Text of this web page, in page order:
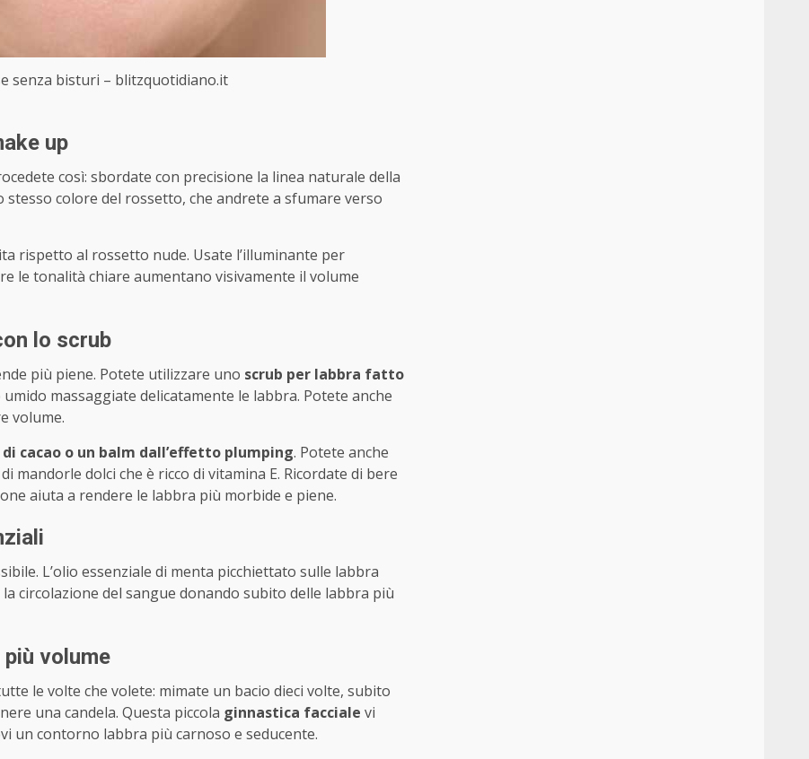
senza bisturi – blitzquotidiano.it
up
così: sbordate con precisione la linea naturale della
stesso colore del rossetto, che andrete a sfumare verso
rispetto al rossetto nude. Usate l’illuminante per
le tonalità chiare aumentano visivamente il volume
lo scrub
più piene. Potete utilizzare uno scrub per labbra fatto
massaggiate delicatamente le labbra. Potete anche
volume.
cacao o un balm dall’effetto plumping. Potete anche
mandorle dolci che è ricco di vitamina E. Ricordate di bere
aiuta a rendere le labbra più morbide e piene.
L’olio essenziale di menta picchiettato sulle labbra
circolazione del sangue donando subito delle labbra più
volume
le volte che volete: mimate un bacio dieci volte, subito
una candela. Questa piccola ginnastica facciale vi
un contorno labbra più carnoso e seducente.